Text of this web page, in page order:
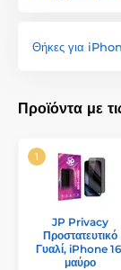
Θήκες για
Προϊόντα με
JP Privacy
Προστατευτικό
Γυαλί, iPhone
μαύρο